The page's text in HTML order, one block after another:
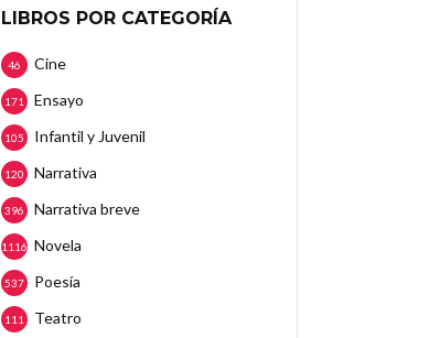
LIBROS POR CATEGORÍA
Cine
46
Ensayo
171
Infantil y Juvenil
105
Narrativa
120
Narrativa breve
396
Novela
1116
Poesía
537
Teatro
111